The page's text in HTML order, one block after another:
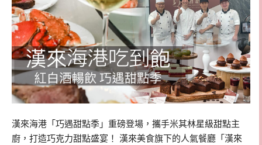
漢來海港「巧遇甜點季」重磅登場，攜手米其林星級甜點主
廚，打造巧克力甜點盛宴！ 漢來美食旗下的人氣餐廳「漢來